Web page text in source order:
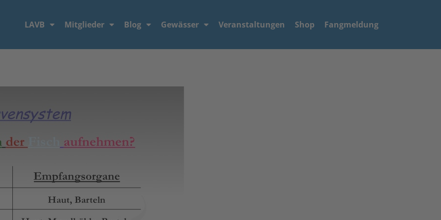
LAVB Mitglieder Blog Gewässer Veranstaltungen Shop Fangmeldung